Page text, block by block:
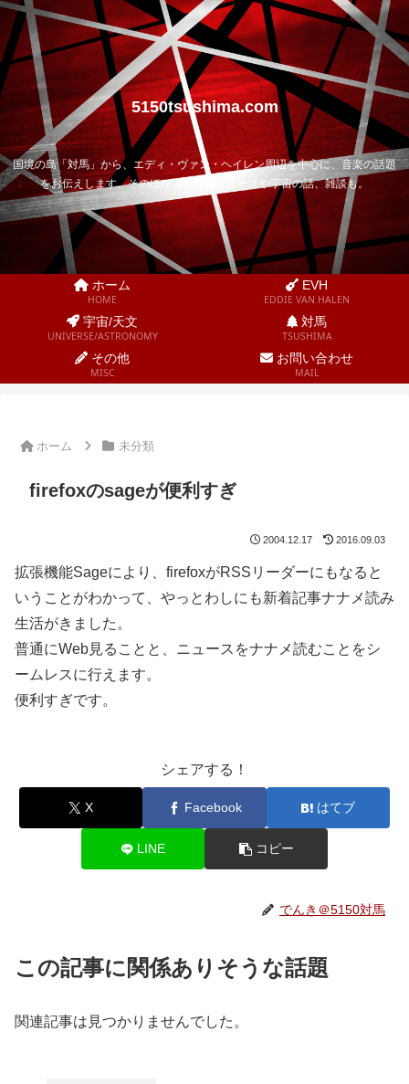
5150tsushima.com
国境の島「対馬」から、エディ・ヴァン・ヘイレン周辺を中心に、音楽の話題
をお伝えします。そのほか気になるニュースや宇宙の話、雑談も。
ホーム
HOME
EVH
EDDIE VAN HALEN
宇宙/天文
UNIVERSE/ASTRONOMY
対馬
TSUSHIMA
その他
MISC
お問い合わせ
MAIL
ホーム 未分類
firefoxのsageが便利すぎ
2004.12.17 2016.09.03
拡張機能Sageにより、firefoxがRSSリーダーにもなると
いうことがわかって、やっとわしにも新着記事ナナメ読み
生活がきました。
普通にWeb見ることと、ニュースをナナメ読むことをシ
ームレスに行えます。
便利すぎです。
シェアする！
X Facebook はてブ
LINE コピー
でんき＠5150対馬
この記事に関係ありそうな話題
関連記事は見つかりませんでした。